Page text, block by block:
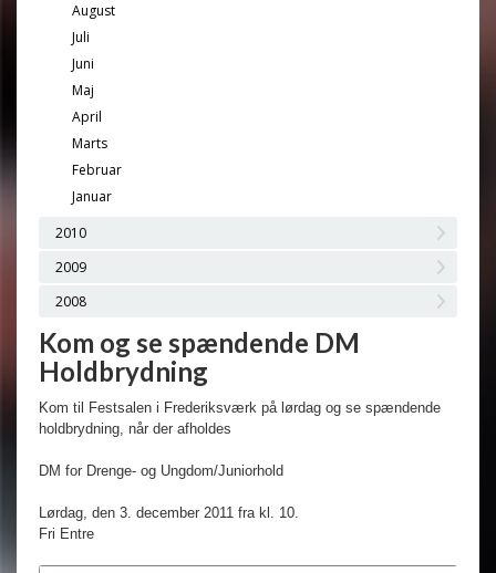
August
Juli
Juni
Maj
April
Marts
Februar
Januar
2010
2009
2008
Kom og se spændende DM
Holdbrydning
Kom til Festsalen i Frederiksværk på lørdag og se spændende
holdbrydning, når der afholdes
DM for Drenge- og Ungdom/Juniorhold
Lørdag, den 3. december 2011 fra kl. 10.
Fri Entre